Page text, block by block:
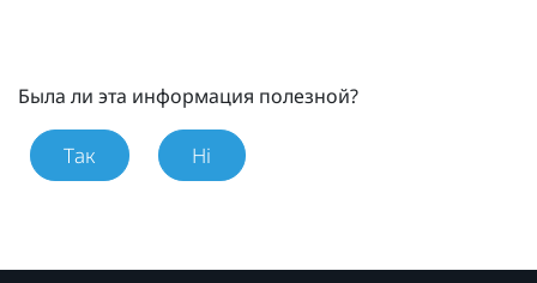
Была ли эта информация полезной?
Так Ні